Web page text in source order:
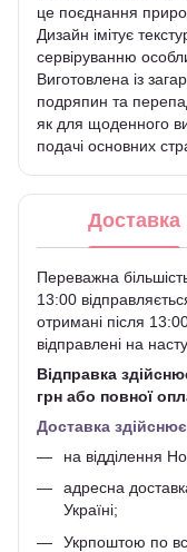
це поєднання
Дизайн імітує
сервіруванню
Виготовлена із
подряпин та
як для щоденного
подачі основних
Доставка
Переважна
13:00
отримані після
відправлені на
Відправка
грн або повної
Доставка
на відділення
адресна
Україні;
Укрпоштою по